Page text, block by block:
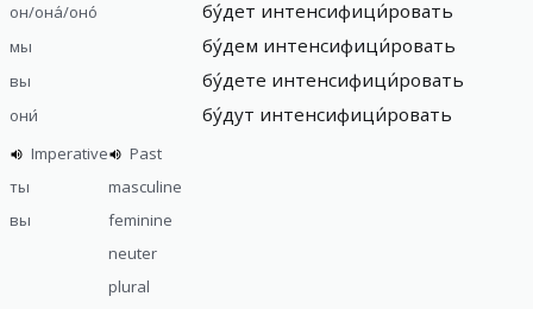
он/она́/оно́ бу́дет интенсифици́ровать
мы бу́дем интенсифици́ровать
вы бу́дете интенсифици́ровать
они́ бу́дут интенсифици́ровать
Imperative
ты
вы
Past
masculine
feminine
neuter
plural